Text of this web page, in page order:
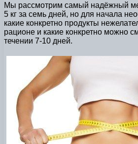
Мы рассмотрим самый надёжный
5 кг за семь дней, но для начала
какие конкретно продукты
рационе и какие конкретно можно
течении 7-10 дней.